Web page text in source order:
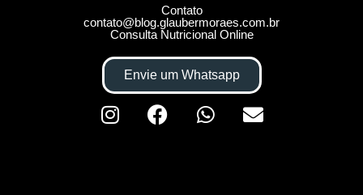
Contato
contato@blog.glaubermoraes.com.br
Consulta Nutricional Online
Envie um Whatsapp